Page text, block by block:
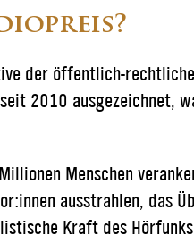
der öffentlich-
2010 ausgezeichnet,
Menschen
ausstrahlen, das
Kraft des